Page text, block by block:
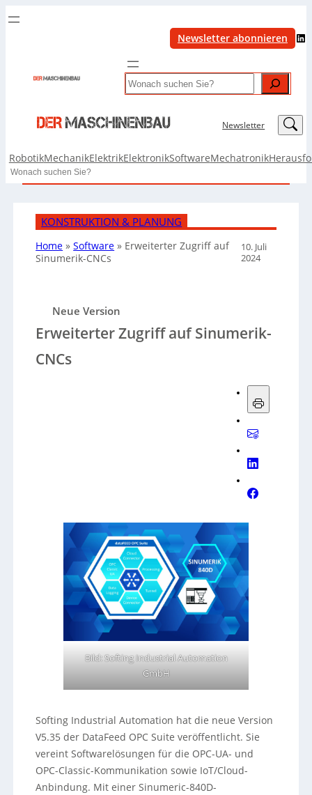
Newsletter abonnieren LinkedIn
Search
Newsletter LinkedIn
RobotikMechanikElektrikElektronikSoftwareMechatronik
Search
KONSTRUKTION & PLANUNG
Home »Software » Erweiterter Zugriff auf
Sinumerik-CNCs
10. Juli
2024
Neue Version
Erweiterter Zugriff auf Sinumerik-
CNCs
Bild: Softing Industrial Automation
GmbH
Softing Industrial Automation hat die neue Version
V5.35 der DataFeed OPC Suite veröffentlicht. Sie
vereint Softwarelösungen für die OPC-UA- und
OPC-Classic-Kommunikation sowie IoT/Cloud-
Anbindung. Mit einer Sinumeric-840D-